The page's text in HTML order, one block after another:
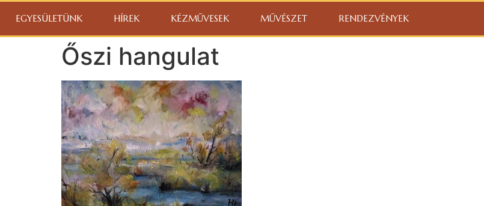
EGYESÜLETÜNK HÍREK KÉZMŰVESEK MŰVÉSZET RENDEZVÉNYEK
Őszi hangulat